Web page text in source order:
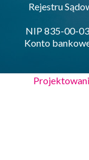
Rejestru
NIP 835-00-
Konto